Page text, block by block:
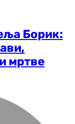
Борик:
мртве